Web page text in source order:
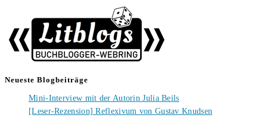
Neueste Blogbeiträge
Mini-Interview mit der Autorin Julia Beils
[Leser-Rezension] Reflexivum von Gustav Knudsen